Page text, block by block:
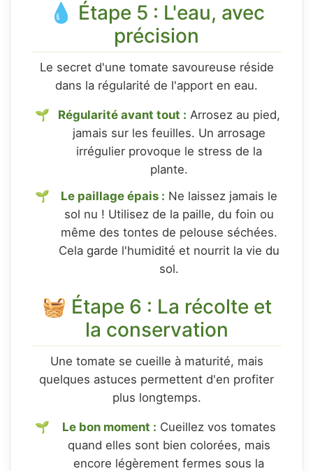
💧 Étape 5 : L'eau, avec
précision
Le secret d'une tomate savoureuse réside
dans la régularité de l'apport en eau.
Régularité avant tout : Arrosez au pied,
jamais sur les feuilles. Un arrosage
irrégulier provoque le stress de la
plante.
Le paillage épais : Ne laissez jamais le
sol nu ! Utilisez de la paille, du foin ou
même des tontes de pelouse séchées.
Cela garde l'humidité et nourrit la vie du
sol.
🧺 Étape 6 : La récolte et
la conservation
Une tomate se cueille à maturité, mais
quelques astuces permettent d'en profiter
plus longtemps.
Le bon moment : Cueillez vos tomates
quand elles sont bien colorées, mais
encore légèrement fermes sous la